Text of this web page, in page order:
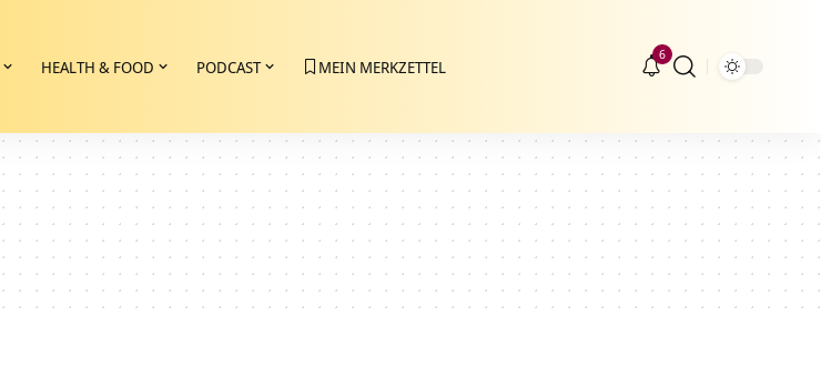
HEALTH & FOOD PODCAST MEIN MERKZETTEL
6